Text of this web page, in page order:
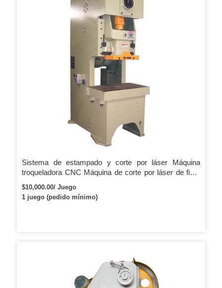
Sistema de estampado y corte por láser Máquina
troqueladora CNC Máquina de corte por láser de fibra
de tablero y tubo
$10,000.00/ Juego
1 juego (pedido mínimo)